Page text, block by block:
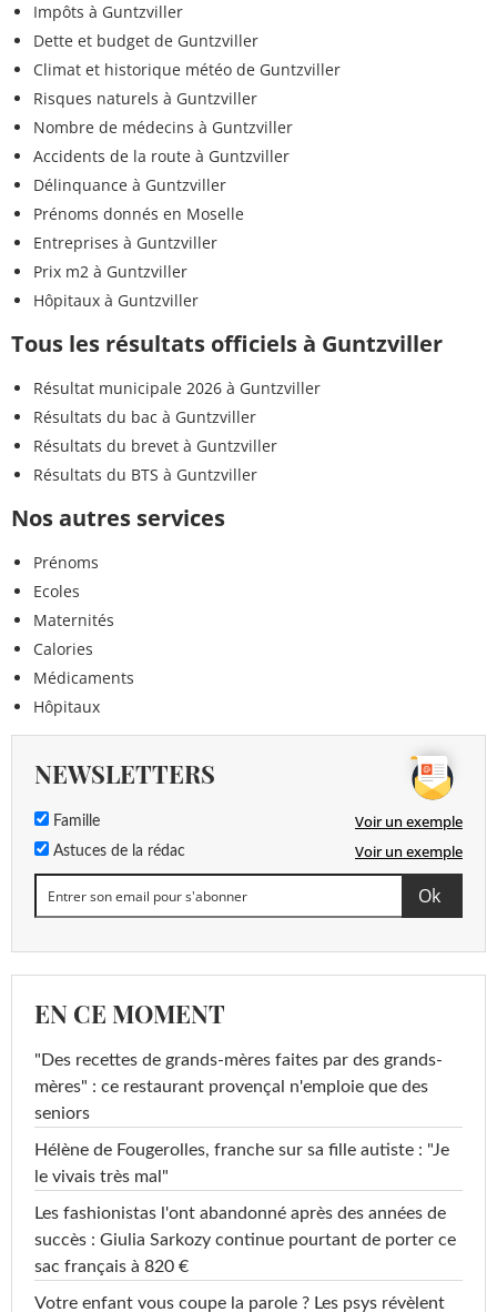
Impôts à Guntzviller
Dette et budget de Guntzviller
Climat et historique météo de Guntzviller
Risques naturels à Guntzviller
Nombre de médecins à Guntzviller
Accidents de la route à Guntzviller
Délinquance à Guntzviller
Prénoms donnés en Moselle
Entreprises à Guntzviller
Prix m2 à Guntzviller
Hôpitaux à Guntzviller
Tous les résultats officiels à Guntzviller
Résultat municipale 2026 à Guntzviller
Résultats du bac à Guntzviller
Résultats du brevet à Guntzviller
Résultats du BTS à Guntzviller
Nos autres services
Prénoms
Ecoles
Maternités
Calories
Médicaments
Hôpitaux
NEWSLETTERS
Famille Voir un exemple
Astuces de la rédac Voir un exemple
EN CE MOMENT
"Des recettes de grands-mères faites par des grands-
mères" : ce restaurant provençal n'emploie que des
seniors
Hélène de Fougerolles, franche sur sa fille autiste : "Je
le vivais très mal"
Les fashionistas l'ont abandonné après des années de
succès : Giulia Sarkozy continue pourtant de porter ce
sac français à 820 €
Votre enfant vous coupe la parole ? Les psys révèlent